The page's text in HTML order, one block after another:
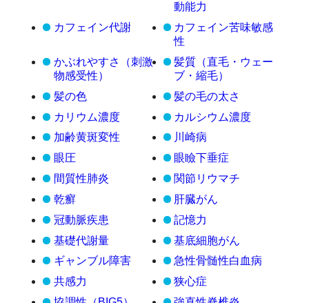
動能力
カフェイン代謝
カフェイン苦味敏感
性
かぶれやすさ（刺激
物感受性）
髪質（直毛・ウェー
ブ・縮毛）
髪の色
髪の毛の太さ
カリウム濃度
カルシウム濃度
加齢黄斑変性
川崎病
眼圧
眼瞼下垂症
間質性肺炎
関節リウマチ
乾癬
肝臓がん
冠動脈疾患
記憶力
基礎代謝量
基底細胞がん
ギャンブル障害
急性骨髄性白血病
共感力
狭心症